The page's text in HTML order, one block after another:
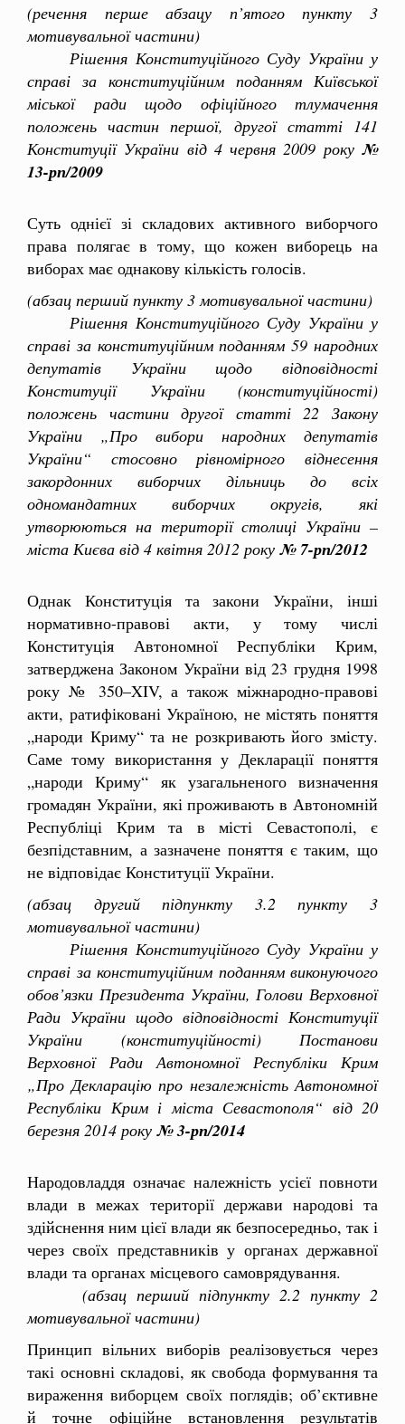
(речення перше абзацу п’ятого пункту 3
мотивувальної частини)
Рішення Конституційного Суду України у
справі за конституційним поданням Київської
міської ради щодо офіційного тлумачення
положень частин першої, другої статті 141
Конституції України від 4 червня 2009 року №
13-рп/2009
Суть однієї зі складових активного виборчого
права полягає в тому, що кожен виборець на
виборах має однакову кількість голосів.
(абзац перший пункту 3 мотивувальної частини)
Рішення Конституційного Суду України у
справі за конституційним поданням 59 народних
депутатів України щодо відповідності
Конституції України (конституційності)
положень частини другої статті 22 Закону
України „Про вибори народних депутатів
України“ стосовно рівномірного віднесення
закордонних виборчих дільниць до всіх
одномандатних виборчих округів, які
утворюються на території столиці України –
міста Києва від 4 квітня 2012 року № 7-рп/2012
Однак Конституція та закони України, інші
нормативно-правові акти, у тому числі
Конституція Автономної Республіки Крим,
затверджена Законом України від 23 грудня 1998
року № 350–XIV, а також міжнародно-правові
акти, ратифіковані Україною, не містять поняття
„народи Криму“ та не розкривають його змісту.
Саме тому використання у Декларації поняття
„народи Криму“ як узагальненого визначення
громадян України, які проживають в Автономній
Республіці Крим та в місті Севастополі, є
безпідставним, а зазначене поняття є таким, що
не відповідає Конституції України.
(абзац другий підпункту 3.2 пункту 3
мотивувальної частини)
Рішення Конституційного Суду України у
справі за конституційним поданням виконуючого
обов’язки Президента України, Голови Верховної
Ради України щодо відповідності Конституції
України (конституційності) Постанови
Верховної Ради Автономної Республіки Крим
„Про Декларацію про незалежність Автономної
Республіки Крим і міста Севастополя“ від 20
березня 2014 року № 3-рп/2014
Народовладдя означає належність усієї повноти
влади в межах території держави народові та
здійснення ним цієї влади як безпосередньо, так і
через своїх представників у органах державної
влади та органах місцевого самоврядування.
(абзац перший підпункту 2.2 пункту 2
мотивувальної частини)
Принцип вільних виборів реалізовується через
такі основні складові, як свобода формування та
вираження виборцем своїх поглядів; об’єктивне
й точне офіційне встановлення результатів